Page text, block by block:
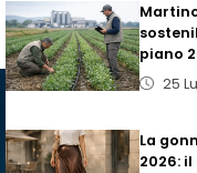
piano
25
La
2026: